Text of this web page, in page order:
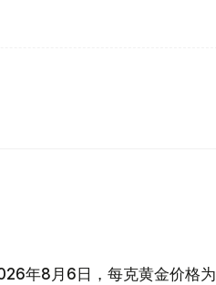
年8月6日，每克黄金价格为